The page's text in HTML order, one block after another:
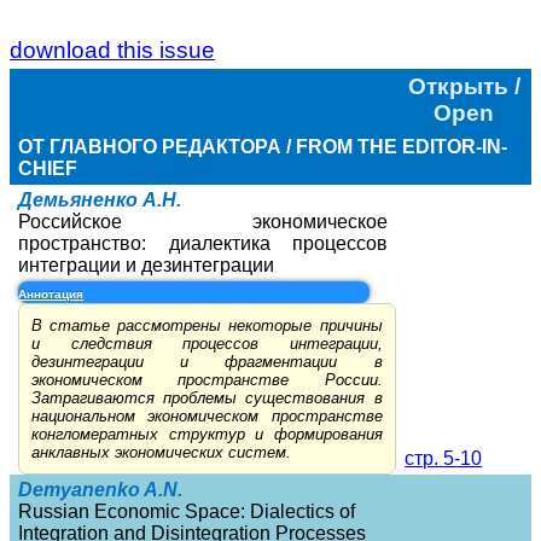
download this issue
Открыть /
Open
ОТ ГЛАВНОГО РЕДАКТОРА / FROM THE EDITOR-IN-
CHIEF
Демьяненко А.Н.
Российское экономическое
пространство: диалектика процессов
интеграции и дезинтеграции
Аннотация
В статье рассмотрены некоторые причины
и следствия процессов интеграции,
дезинтеграции и фрагментации в
экономическом пространстве России.
Затрагиваются проблемы существования в
национальном экономическом пространстве
конгломератных структур и формирования
анклавных экономических систем.
стр. 5-10
Demyanenko A.N.
Russian Economic Space: Dialectics of
Integration and Disintegration Processes